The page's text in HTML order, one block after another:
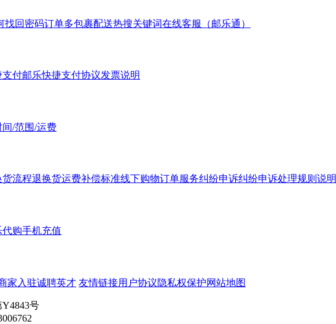
找回密码订单多包裹配送热搜关键词在线客服（邮乐通）
支付邮乐快捷支付协议发票说明
间/范围/运费
货流程退换货运费补偿标准线下购物订单服务纠纷申诉纠纷申诉处理规则说明
代购手机充值
家入驻诚聘英才 友情链接用户协议隐私权保护网站地图
号